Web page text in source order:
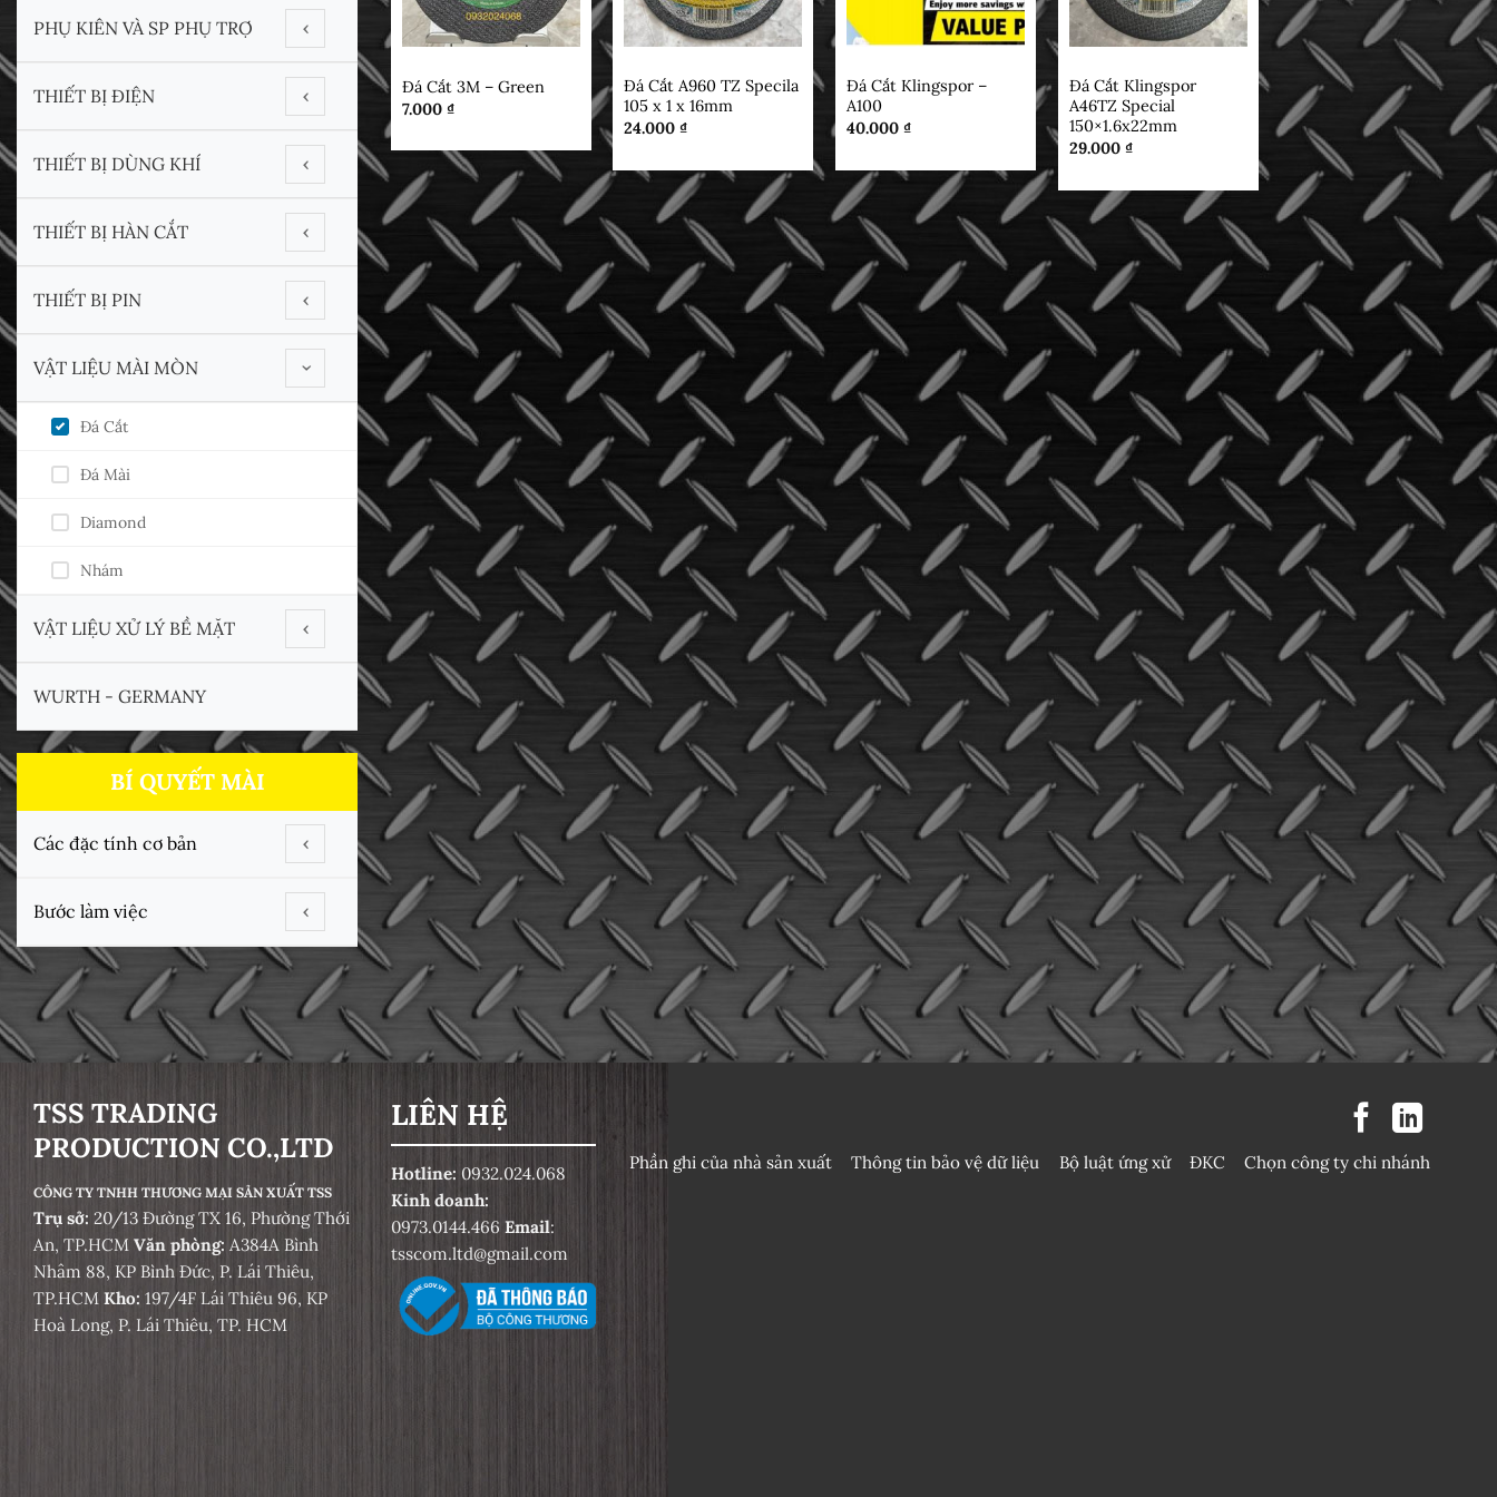
PHỤ KIÊN VÀ SP PHỤ TRỢ ‹
Adapter
Bánh Cao Su
Máy CHÀ NHÁM
THIẾT BỊ ĐIỆN ‹
DCA
DEKTON
MAKITA
THIẾT BỊ DÙNG KHÍ ‹
Dynabrade
Kuani
THIẾT BỊ HÀN CẮT ‹
Thiết Bị Cắt - Phụ Kiện
Thiết Bị Hàn - Phụ Kiên
THIẾT BỊ PIN ‹
Dekton
Dewalt
VẬT LIỆU MÀI MÒN ‹
Đá Cắt
Đá Mài
Diamond
Nhám
VẬT LIỆU XỬ LÝ BỀ MẶT ‹
Bánh Lông Cừu
Bánh Nĩ
Bánh Vải
Hoá Chất xử Lý
Sáp Đánh Bóng
WURTH - GERMANY
BÍ QUYẾT MÀI
Các đặc tính cơ bản ‹
Vi Tinh Thể
Tuổi Thọ
Tốc Độ Phá Hủy Tối Thiểu
Thiết Bị Khử Tĩnh Điện Cho Vật
Sợi Lưu Hóa
Phân Đoạn Xoáy
[OSA] (Tổ Chức An Toàn Dụng Cụ
Mài e.V.)
Bước làm việc ‹
Phân Đoạn Xoáy
Gia Công Mối Hàn
Mài Ướt
Khoan, cắt
An Toàn Trong Mài & Cắt
Mài bằng tay
Cắt và mài thô được thực hiện
đúng
Đá Cắt 3M – Green
7.000 ₫
Đá Cắt A960 TZ Specila
105 x 1 x 16mm
24.000₫
Đá Cắt Klingspor –
A100
40.000 ₫
Đá Cắt Klingspor
A46TZ Special
150×1.6x22mm
29.000 ₫
TSS TRADING
PRODUCTION CO.,LTD
CÔNG TY TNHH THƯƠNG MẠI SẢN XUẤT TSS
Trụ sở: 20/13 Đường TX 16, Phường Thới
An, TP.HCM Văn phòng: A384A Bình
Nhâm 88, KP Bình Đức, P. Lái Thiêu,
TP.HCM Kho: 197/4F Lái Thiêu 96, KP
Hoà Long, P. Lái Thiêu, TP. HCM
LIÊN HỆ
Hotline: 0932.024.068
Kinh doanh:
0973.0144.466 Email:
tsscom.ltd@gmail.com
Phần ghi của nhà sản xuất Thông tin bảo vệ dữ liệu Bộ luật ứng xử ĐKC Chọn công ty chi nhánh